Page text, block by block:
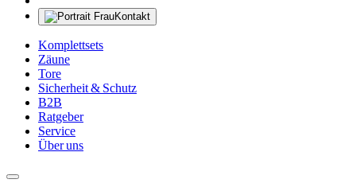
Kontakt
Komplettsets
Zäune
Tore
Sicherheit & Schutz
B2B
Ratgeber
Service
Über uns